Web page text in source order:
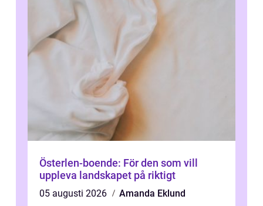
Österlen-boende: För den som vill
uppleva landskapet på riktigt
05 augusti 2026
Amanda Eklund